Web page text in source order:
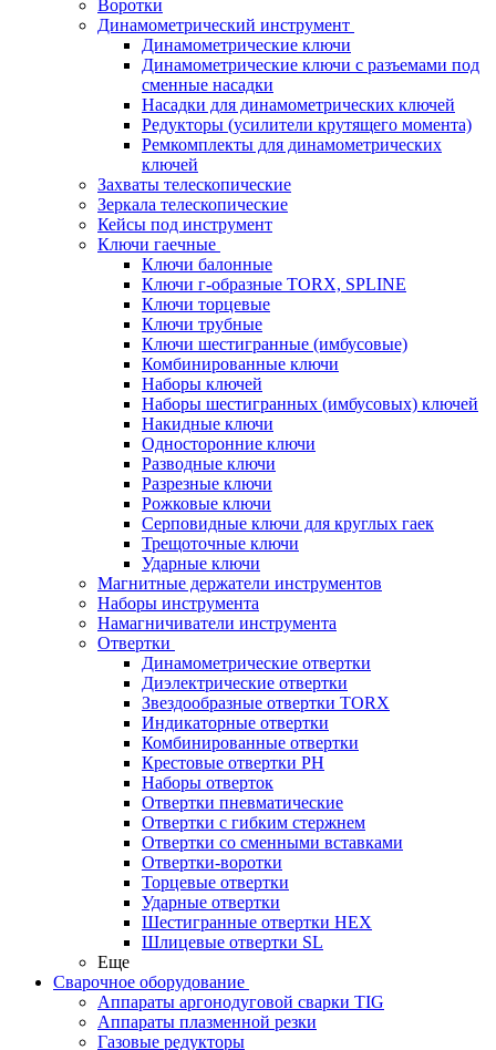
Воротки
Динамометрический инструмент
Динамометрические ключи
Динамометрические ключи с разъемами под
сменные насадки
Насадки для динамометрических ключей
Редукторы (усилители крутящего момента)
Ремкомплекты для динамометрических
ключей
Захваты телескопические
Зеркала телескопические
Кейсы под инструмент
Ключи гаечные
Ключи балонные
Ключи г-образные TORX, SPLINE
Ключи торцевые
Ключи трубные
Ключи шестигранные (имбусовые)
Комбинированные ключи
Наборы ключей
Наборы шестигранных (имбусовых) ключей
Накидные ключи
Односторонние ключи
Разводные ключи
Разрезные ключи
Рожковые ключи
Серповидные ключи для круглых гаек
Трещоточные ключи
Ударные ключи
Магнитные держатели инструментов
Наборы инструмента
Намагничиватели инструмента
Отвертки
Динамометрические отвертки
Диэлектрические отвертки
Звездообразные отвертки TORX
Индикаторные отвертки
Комбинированные отвертки
Крестовые отвертки PH
Наборы отверток
Отвертки пневматические
Отвертки с гибким стержнем
Отвертки со сменными вставками
Отвертки-воротки
Торцевые отвертки
Ударные отвертки
Шестигранные отвертки HEX
Шлицевые отвертки SL
Еще
Сварочное оборудование
Аппараты аргонодуговой сварки TIG
Аппараты плазменной резки
Газовые редукторы